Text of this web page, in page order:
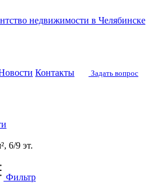
недвижимости в Челябинске
Контакты
Задать вопрос
6/9 эт.
Фильтр